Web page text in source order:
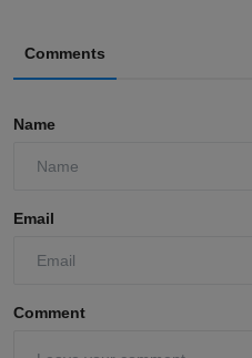
Comments
Name
Email
Comment